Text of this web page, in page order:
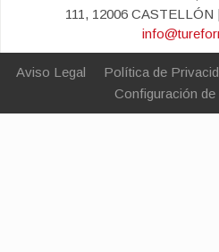
111, 12006 CASTELLÓN
Aviso Legal Política de
Configuración